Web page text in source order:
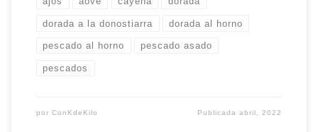
dorada a la donostiarra dorada al horno
pescado al horno pescado asado
pescados
por ConKdeKilo Publicadaabril, 2022